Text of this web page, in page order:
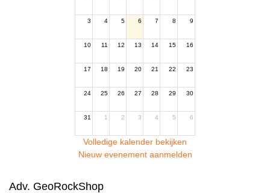
3 4 5 6 7 8 9
10 11 12 13 14 15 16
17 18 19 20 21 22 23
24 25 26 27 28 29 30
31 1 2 3 4 5 6
Volledige kalender bekijken
Nieuw evenement aanmelden
Adv. GeoRockShop